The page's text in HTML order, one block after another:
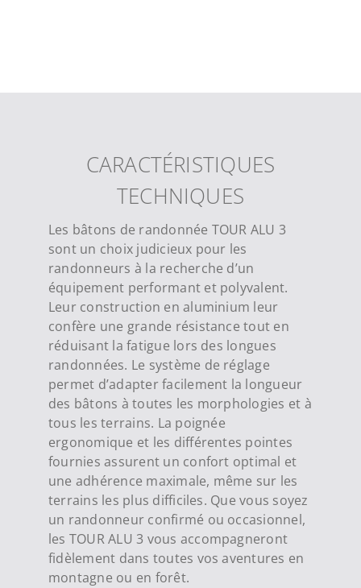
CARACTÉRISTIQUES
TECHNIQUES
Les bâtons de randonnée TOUR ALU 3
sont un choix judicieux pour les
randonneurs à la recherche d’un
équipement performant et polyvalent.
Leur construction en aluminium leur
confère une grande résistance tout en
réduisant la fatigue lors des longues
randonnées. Le système de réglage
permet d’adapter facilement la longueur
des bâtons à toutes les morphologies et à
tous les terrains. La poignée
ergonomique et les différentes pointes
fournies assurent un confort optimal et
une adhérence maximale, même sur les
terrains les plus difficiles. Que vous soyez
un randonneur confirmé ou occasionnel,
les TOUR ALU 3 vous accompagneront
fidèlement dans toutes vos aventures en
montagne ou en forêt.